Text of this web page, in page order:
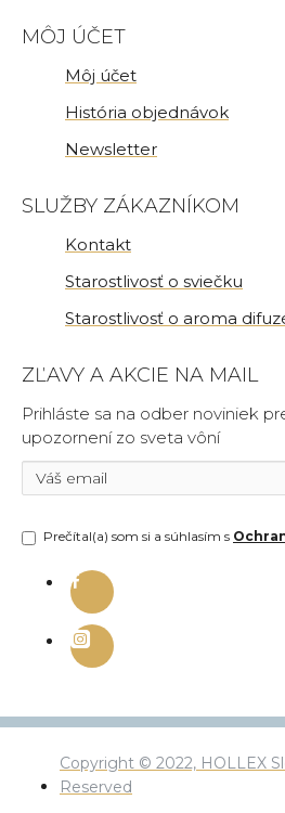
MÔJ ÚČET
Môj účet
História objednávok
Newsletter
SLUŽBY ZÁKAZNÍKOM
Kontakt
Starostlivosť o sviečku
Starostlivosť o aroma
ZĽAVY A AKCIE NA MAIL
Prihláste sa na odber noviniek
upozornení zo sveta vôní
Prečítal(a) som si a súhlasím s
Copyright © 2022, HOLLEX
Reserved